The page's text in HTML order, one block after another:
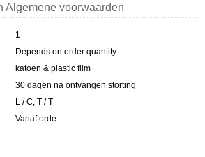
Algemene voorwaarden
1
Depends on order quantity
katoen & plastic film
30 dagen na ontvangen storting
L / C, T / T
Vanaf orde